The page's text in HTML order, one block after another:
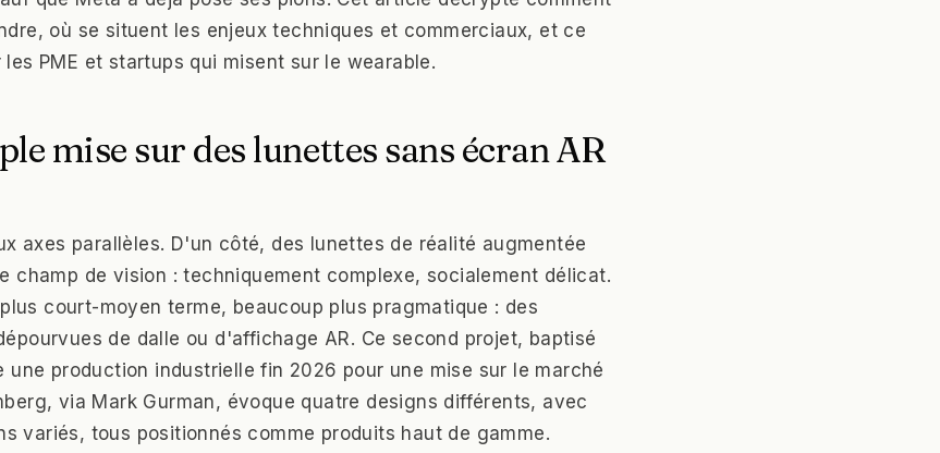
où se situent les enjeux techniques et commerciaux, et ce
PME et startups qui misent sur le wearable.
mise sur des lunettes sans écran AR
axes parallèles. D'un côté, des lunettes de réalité augmentée
champ de vision : techniquement complexe, socialement délicat.
court-moyen terme, beaucoup plus pragmatique : des
de dalle ou d'affichage AR. Ce second projet, baptisé
production industrielle fin 2026 pour une mise sur le marché
via Mark Gurman, évoque quatre designs différents, avec
variés, tous positionnés comme produits haut de gamme.